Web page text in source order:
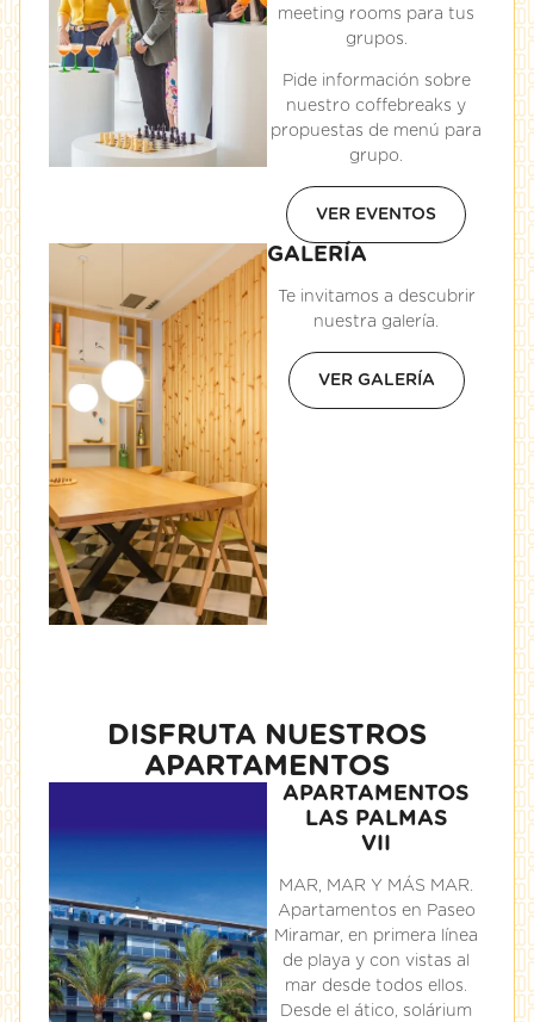
meeting rooms para tus
grupos.
Pide información sobre
nuestro coffebreaks y
propuestas de menú para
grupo.
VER EVENTOS
GALERÍA
Te invitamos a descubrir
nuestra galería.
VER GALERÍA
DISFRUTA NUESTROS
APARTAMENTOS
APARTAMENTOS
LAS PALMAS
VII
MAR, MAR Y MÁS MAR.
Apartamentos en Paseo
Miramar, en primera línea
de playa y con vistas al
mar desde todos ellos.
Desde el ático, solárium